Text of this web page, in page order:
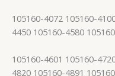
105160-4072 105160-
4450 105160-4580
105160-4601 105160-
4820 105160-4891